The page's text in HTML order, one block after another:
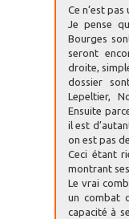
Ce n’est
Je pense
Bourges
seront
droite,
dossier
Lepeltier,
Ensuite
il est
on est pas
Ceci étant
montrant
Le vrai
un combat
capacité à